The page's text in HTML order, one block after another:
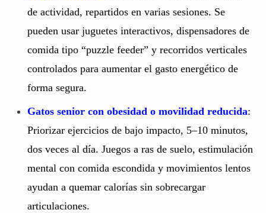
de actividad, repartidos en varias sesiones. Se
pueden usar juguetes interactivos, dispensadores de
comida tipo “puzzle feeder” y recorridos verticales
controlados para aumentar el gasto energético de
forma segura.
Gatos senior con obesidad o movilidad reducida:
Priorizar ejercicios de bajo impacto, 5–10 minutos,
dos veces al día. Juegos a ras de suelo, estimulación
mental con comida escondida y movimientos lentos
ayudan a quemar calorías sin sobrecargar
articulaciones.